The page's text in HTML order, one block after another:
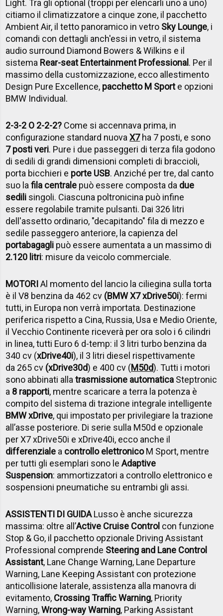
Light. Tra gli optional (troppi per elencarli uno a uno)
citiamo il climatizzatore a cinque zone, il pacchetto
Ambient Air, il tetto panoramico in vetro Sky Lounge, i
comandi con dettagli anch'essi in vetro, il sistema
audio surround Diamond Bowers & Wilkins e il
sistema Rear-seat Entertainment Professional . Per il
massimo della customizzazione, ecco allestimento
Design Pure Excellence, pacchetto M Sporte opzioni
BMW Individual.
2-3-2 O 2-2-2? Come si accennava prima, in
configurazione standard nuovaX7ha 7 posti, e sono
7 posti veri. Pure i due passeggeri di terza fila godono
di sedili di grandi dimensioni completi di braccioli,
porta bicchieri e porte USB. Anziché per tre, dal canto
suo lafila centrale può essere composta da due
sedili singoli. Ciascuna poltronicina può infine
essere regolabile tramite pulsanti. Dai 326 litri
dell'assetto ordinario, "decapitando" fila di mezzo e
sedile passeggero anteriore, la capienza del
portabagagli può essere aumentata a un massimo di
2.120 litri: misure da veicolo commerciale.
MOTORI Al momento del lancio la ciliegina sulla torta
è il V8 benzina da 462 cv (BMW X7 xDrive50i): fermi
tutti, in Europa non verrà importata. Destinazione
periferica rispetto a Cina, Russia, Usa e Medio Oriente,
il Vecchio Continente riceverà per ora solo i 6 cilindri
in linea, tutti Euro 6 d-temp: il 3 litri turbo benzina da
340 cv (xDrive40i), il 3 litri diesel rispettivamente
da 265 cv (xDrive30d) e 400 cv (M50d). Tutti i motori
sono abbinati allatrasmissione automatica Steptronic
a 8 rapporti, mentre scaricare a terra la potenza è
compito del sistema di trazione integrale intelligente
BMW xDrive, qui impostato per privilegiare la trazione
all’asse posteriore. Di serie sulla M50d e opzionale
per X7 xDrive50i e xDrive40i, ecco anche il
differenziale a controllo elettronicoM Sport, mentre
per tutti gli esemplari sono leAdaptive
Suspension: ammortizzatori a controllo elettronico e
sospensioni pneumatiche su entrambi gli assi.
ASSISTENTI DI GUIDALusso è anche sicurezza
massima: oltre all’Active Cruise Control con funzione
Stop & Go, il pacchetto opzionale Driving Assistant
Professional comprende Steering and Lane Control
Assistant, Lane Change Warning, Lane Departure
Warning, Lane Keeping Assistant con protezione
anticollisione laterale, assistenza alla manovra di
evitamento, Crossing Traffic Warning, Priority
Warning,Wrong-way Warning, Parking Assistant